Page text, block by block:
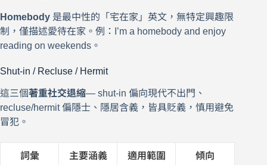
Homebody 是最中性的「宅在家」英文，無特定興趣限
制，僅描述愛待在家。例：I’m a homebody and enjoy
reading on weekends。
Shut-in / Recluse / Hermit
這三個著重社交退縮— shut-in 偏向現代不出門、
recluse/hermit 偏隱士、隱居含義，皆具貶義，慎用避免
冒犯。
詞彙 主要涵義 適用範圍 傾向